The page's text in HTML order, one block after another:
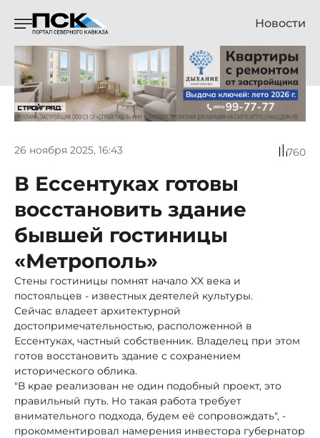
Новости
26 ноября 2025, 16:43 760
В Ессентуках готовы
восстановить здание
бывшей гостиницы
«Метрополь»
Стены гостиницы помнят начало XX века и
постояльцев - известных деятелей культуры.
Сейчас владеет архитектурной
достопримечательностью, расположенной в
Ессентуках, частный собственник. Владелец при этом
готов восстановить здание с сохранением
исторического облика.
"В крае реализован не один подобный проект, это
правильный путь. Но такая работа требует
внимательного подхода, будем её сопровождать", -
прокомментировал намерения инвестора губернатор